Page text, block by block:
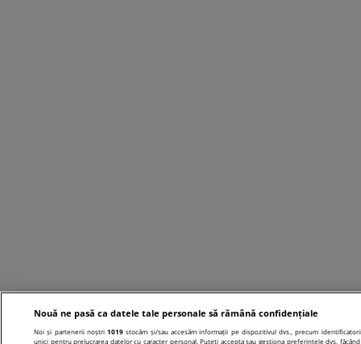
Nouă ne pasă ca datele tale personale să rămână confidențiale
Noi și partenerii noștri1019 stocăm și/sau accesăm informații pe dispozitivul dvs., precum
unici pentru prelucrarea datelor cu caracter personal. Puteți accepta sau gestiona preferințele dvs. făcând